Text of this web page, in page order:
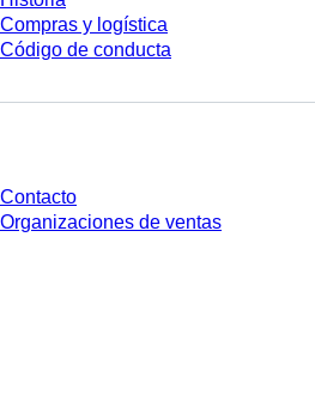
Compras y logística
Código de conducta
Contacto
Organizaciones de ventas